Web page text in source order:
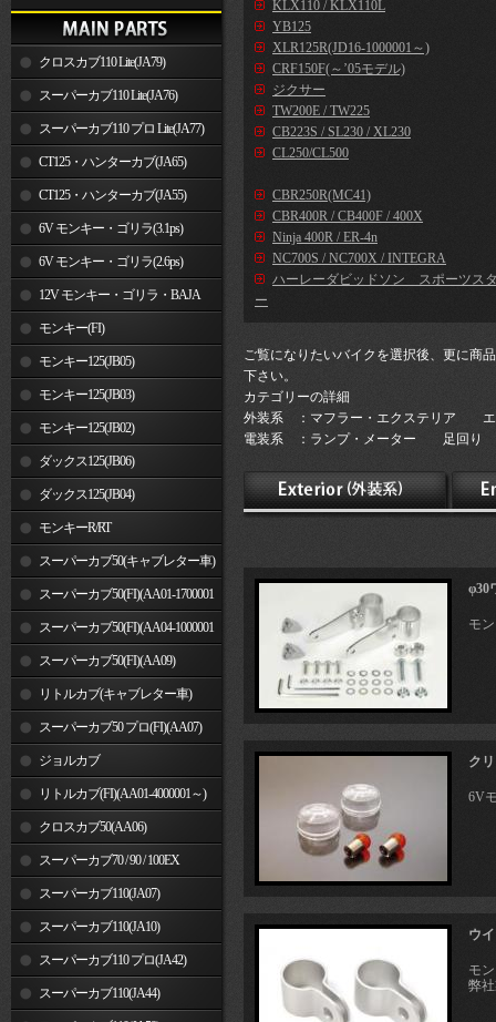
クロスカブ110 Lite(JA79)
スーパーカブ110 Lite(JA76)
スーパーカブ110 プロ Lite(JA77)
CT125・ハンターカブ(JA65)
CT125・ハンターカブ(JA55)
6V モンキー・ゴリラ(3.1ps)
6V モンキー・ゴリラ(2.6ps)
12V モンキー・ゴリラ・BAJA
モンキー(FI)
モンキー125(JB05)
モンキー125(JB03)
モンキー125(JB02)
ダックス125(JB06)
ダックス125(JB04)
モンキーR/RT
スーパーカブ50(キャブレター車)
スーパーカブ50(FI)(AA01-1700001
～) スーパーカブ50(FI)(AA04-1000001
～) スーパーカブ50(FI)(AA09)
リトルカブ(キャブレター車)
スーパーカブ50 プロ(FI)(AA07)
ジョルカブ
リトルカブ(FI)(AA01-4000001～)
クロスカブ50(AA06)
スーパーカブ70 / 90 / 100EX
スーパーカブ110(JA07)
スーパーカブ110(JA10)
スーパーカブ110 プロ(JA42)
スーパーカブ110(JA44)
KLX110 / KLX110L
YB125
XLR125R(JD16-1000001～)
CRF150F(～’05モデル)
ジクサー
TW200E / TW225
CB223S / SL230 / XL230
CL250/CL500
CBR250R(MC41)
CBR400R / CB400F / 400X
Ninja 400R / ER-4n
NC700S / NC700X / INTEGRA
ハーレーダビッドソン スポーツス
ー
ご覧になりたいバイクを選択後、更に商
下さい。
カテゴリーの詳細
外装系 ：マフラー・エクステリア エ
電装系 ：ランプ・メーター 足回り
φ30
モ
ク
6V
ウ
モ
弊